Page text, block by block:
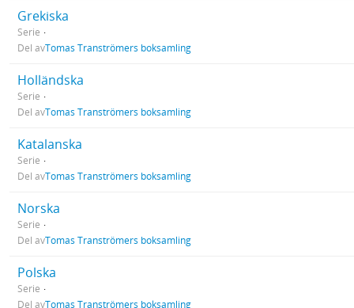
Grekiska
Serie
Del avTomas Tranströmers boksamling
Holländska
Serie
Del avTomas Tranströmers boksamling
Katalanska
Serie
Del avTomas Tranströmers boksamling
Norska
Serie
Del avTomas Tranströmers boksamling
Polska
Serie
Del avTomas Tranströmers boksamling